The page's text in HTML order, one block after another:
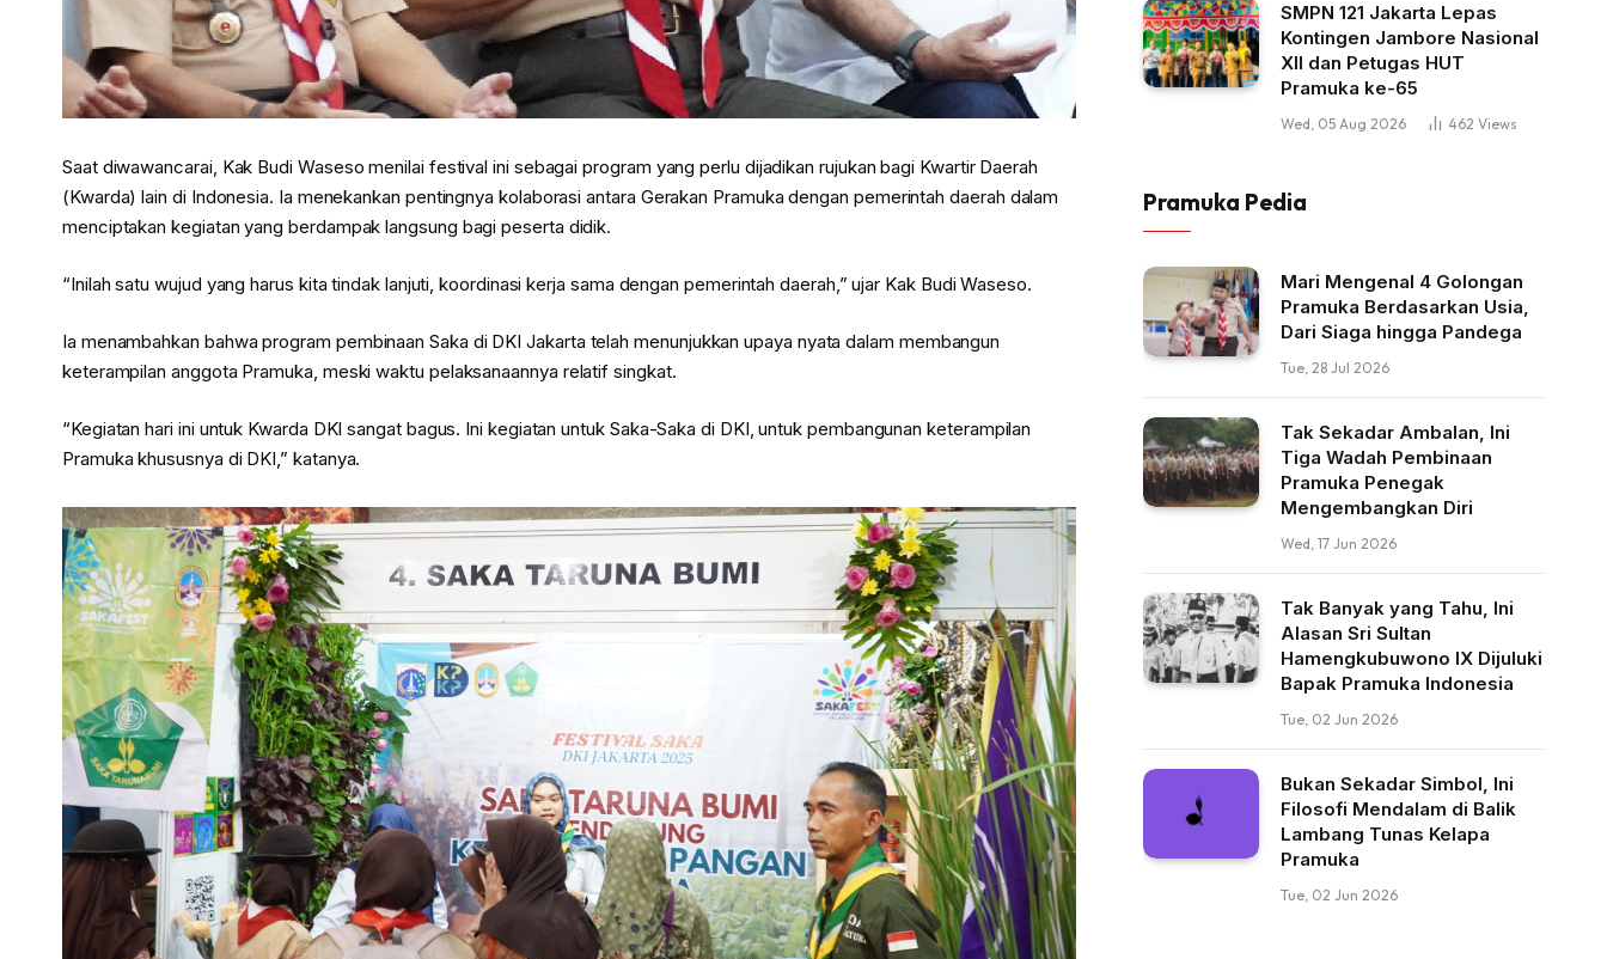
Saat diwawancarai, Kak Budi Waseso menilai festival ini sebagai program yang perlu dijadikan rujukan bagi Kwartir Daerah
(Kwarda) lain di Indonesia. Ia menekankan pentingnya kolaborasi antara Gerakan Pramuka dengan pemerintah daerah dalam
menciptakan kegiatan yang berdampak langsung bagi peserta didik.
“Inilah satu wujud yang harus kita tindak lanjuti, koordinasi kerja sama dengan pemerintah daerah,” ujar Kak Budi Waseso.
Ia menambahkan bahwa program pembinaan Saka di DKI Jakarta telah menunjukkan upaya nyata dalam membangun
keterampilan anggota Pramuka, meski waktu pelaksanaannya relatif singkat.
“Kegiatan hari ini untuk Kwarda DKI sangat bagus. Ini kegiatan untuk Saka-Saka di DKI, untuk pembangunan keterampilan
Pramuka khususnya di DKI,” katanya.
SMPN 121 Jakarta Lepas
Kontingen Jambore Nasional
XII dan Petugas HUT
Pramuka ke-65
Wed, 05 Aug 2026 462 Views
Pramuka Pedia
Mari Mengenal 4 Golongan
Pramuka Berdasarkan Usia,
Dari Siaga hingga Pandega
Tue, 28 Jul 2026
Tak Sekadar Ambalan, Ini
Tiga Wadah Pembinaan
Pramuka Penegak
Mengembangkan Diri
Wed, 17 Jun 2026
Tak Banyak yang Tahu, Ini
Alasan Sri Sultan
Hamengkubuwono IX Dijuluki
Bapak Pramuka Indonesia
Tue, 02 Jun 2026
Bukan Sekadar Simbol, Ini
Filosofi Mendalam di Balik
Lambang Tunas Kelapa
Pramuka
Tue, 02 Jun 2026